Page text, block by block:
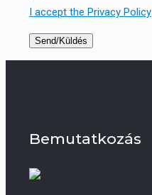
I accept the Privacy Policy
Bemutatkozás